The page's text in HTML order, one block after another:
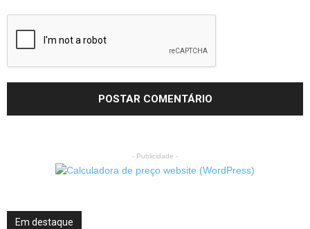
- Publicidade -
Em destaque